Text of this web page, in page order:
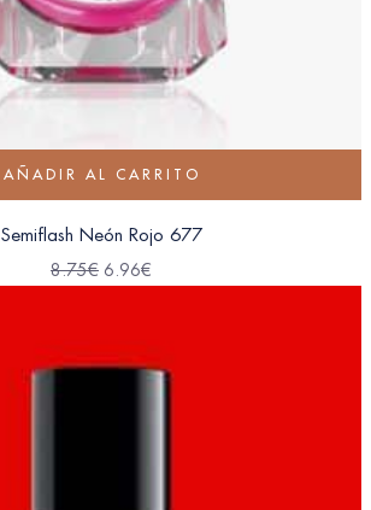
AÑADIR AL CARRITO
Semiflash Neón Rojo 677
8.75€ 6.96€